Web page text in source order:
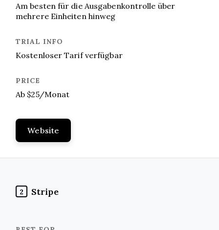
Am besten für die Ausgabenkontrolle über
mehrere Einheiten hinweg
Kostenloser Tarif verfügbar
Ab $25/Monat
Website
2 Stripe